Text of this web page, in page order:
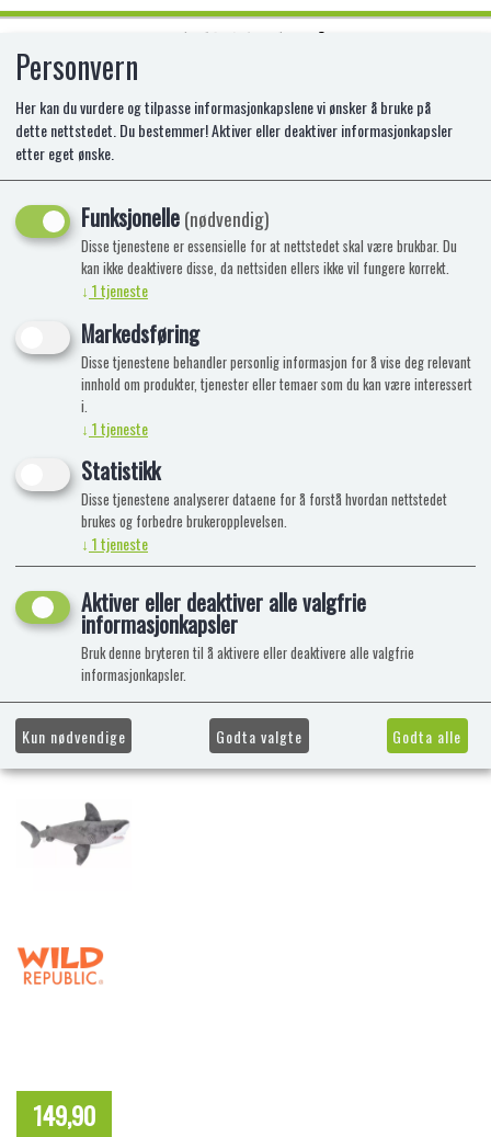
WILD REPUBLIC CUDDLEKINS MINI
GREAT WHIT
EX-5857565
149,90
Personvern
Her kan du vurdere og tilpasse informasjonkapslene vi ønsker å bruke på
dette nettstedet. Du bestemmer! Aktiver eller deaktiver informasjonkapsler
etter eget ønske.
Funksjonelle(nødvendig)
Disse tjenestene er essensielle for at nettstedet skal være brukbar. Du
kan ikke deaktivere disse, da nettsiden ellers ikke vil fungere korrekt.
↓ 1tjeneste
Markedsføring
Disse tjenestene behandler personlig informasjon for å vise deg relevant
innhold om produkter, tjenester eller temaer som du kan være interessert
i.
↓ 1tjeneste
Statistikk
Disse tjenestene analyserer dataene for å forstå hvordan nettstedet
brukes og forbedre brukeropplevelsen.
↓ 1tjeneste
Aktiver eller deaktiver alle valgfrie
informasjonkapsler
Bruk denne bryteren til å aktivere eller deaktivere alle valgfrie
informasjonkapsler.
Kun nødvendige Godta valgte Godta alle